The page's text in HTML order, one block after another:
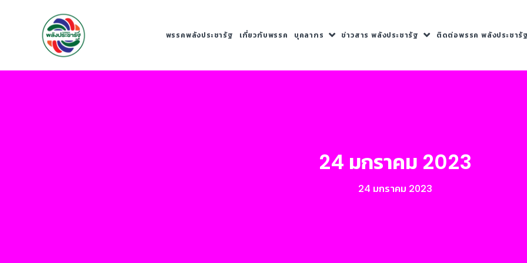
พรรคพลังประชารัฐ เกี่ยวกับพรรค บุคลากร ข่าวสาร พลังประชารัฐ ติดต่อพรรค พลังประชารัฐ
24 มกราคม 2023
24 มกราคม 2023